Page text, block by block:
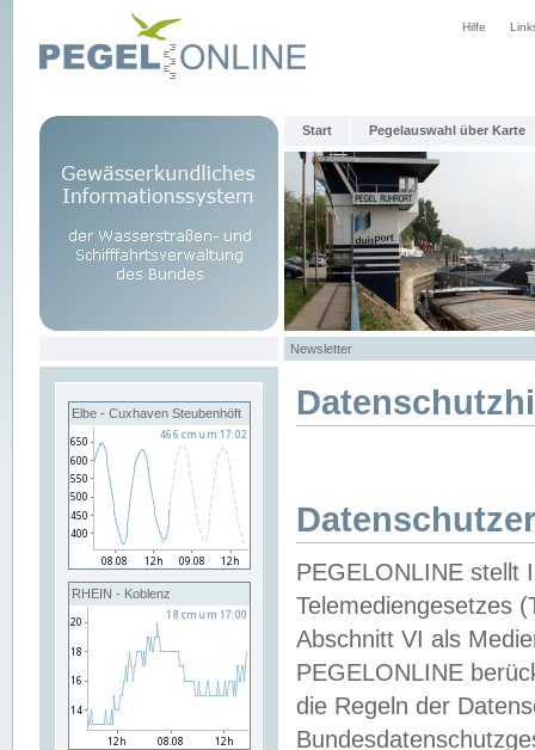
Hilfe
Start Pegelauswahl über Karte
Newsletter
Elbe - Cuxhaven Steubenhöft
RHEIN - Koblenz
PEGELONLINE stellt
Telemediengesetzes
Abschnitt VI als
PEGELONLINE
die Regeln der